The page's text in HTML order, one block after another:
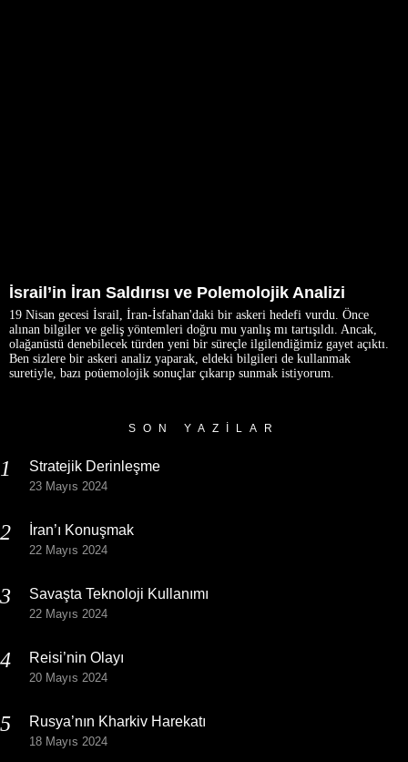
İsrail’in İran Saldırısı ve Polemolojik Analizi
19 Nisan gecesi İsrail, İran-İsfahan'daki bir askeri hedefi vurdu. Önce
alınan bilgiler ve geliş yöntemleri doğru mu yanlış mı tartışıldı. Ancak,
olağanüstü denebilecek türden yeni bir süreçle ilgilendiğimiz gayet açıktı.
Ben sizlere bir askeri analiz yaparak, eldeki bilgileri de kullanmak
suretiyle, bazı poüemolojik sonuçlar çıkarıp sunmak istiyorum.
SON YAZILAR
Stratejik Derinleşme
23 Mayıs 2024
İran’ı Konuşmak
22 Mayıs 2024
Savaşta Teknoloji Kullanımı
22 Mayıs 2024
Reisi’nin Olayı
20 Mayıs 2024
Rusya’nın Kharkiv Harekatı
18 Mayıs 2024